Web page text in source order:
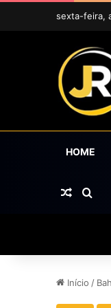
sexta-feira,
HOME
Artigo
Início /